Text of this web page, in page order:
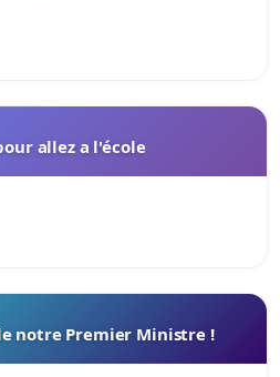
allez a l'école
notre Premier Ministre !